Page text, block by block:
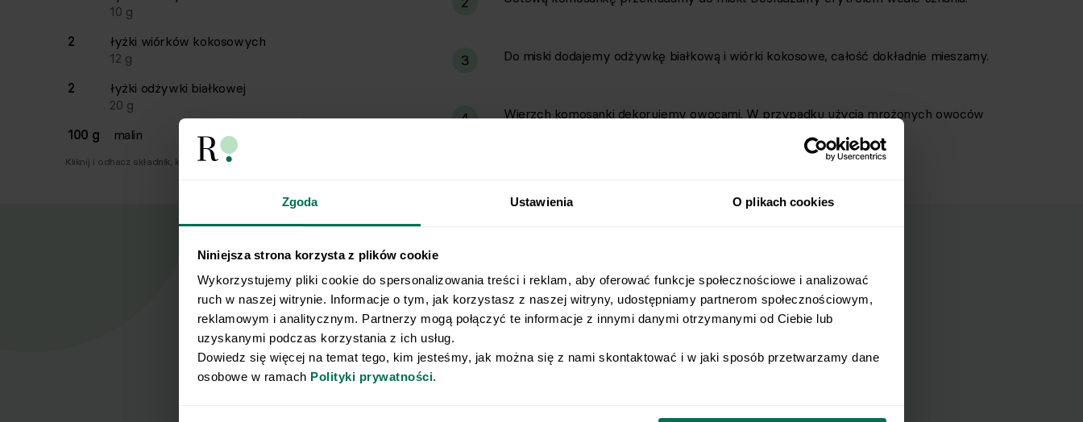
Zgoda Ustawienia O plikach cookies
Niniejsza strona korzysta z plików cookie
Wykorzystujemy pliki cookie do spersonalizowania treści i reklam, aby oferować funkcje społecznościowe i analizować
ruch w naszej witrynie. Informacje o tym, jak korzystasz z naszej witryny, udostępniamy partnerom społecznościowym,
reklamowym i analitycznym. Partnerzy mogą połączyć te informacje z innymi danymi otrzymanymi od Ciebie lub
uzyskanymi podczas korzystania z ich usług.
Dowiedz się więcej na temat tego, kim jesteśmy, jak można się z nami skontaktować i w jaki sposób przetwarzamy dane
osobowe w ramach Polityki prywatności.
10 g
2
łyżki wiórków kokosowych
12 g
2
łyżki odżywki białkowej
20 g
100 g
malin
Kliknij i odhacz składnik, który już masz.
3 Do miski dodajemy odżywkę białkową i wiórki kokosowe, całość dokładnie mieszamy.
4
Wierzch komosanki dekorujemy owocami. W przypadku użycia mrożonych owoców
Wyślij przepis na e-mail
Nasze najlepsze przepisy, prosto na Twoja skrzynkę e-mail.
Zapisz się do naszego Newslettera
Imię